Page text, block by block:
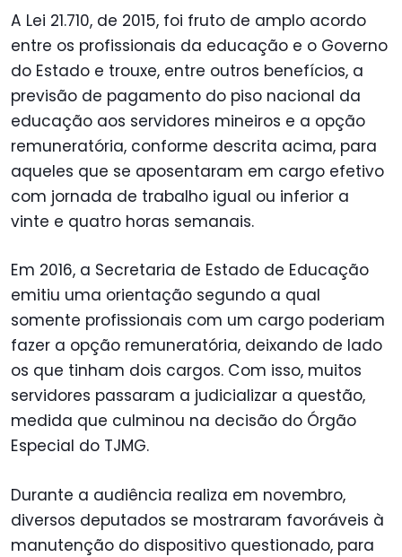
A Lei 21.710, de 2015, foi fruto de amplo acordo
entre os profissionais da educação e o Governo
do Estado e trouxe, entre outros benefícios, a
previsão de pagamento do piso nacional da
educação aos servidores mineiros e a opção
remuneratória, conforme descrita acima, para
aqueles que se aposentaram em cargo efetivo
com jornada de trabalho igual ou inferior a
vinte e quatro horas semanais.
Em 2016, a Secretaria de Estado de Educação
emitiu uma orientação segundo a qual
somente profissionais com um cargo poderiam
fazer a opção remuneratória, deixando de lado
os que tinham dois cargos. Com isso, muitos
servidores passaram a judicializar a questão,
medida que culminou na decisão do Órgão
Especial do TJMG.
Durante a audiência realiza em novembro,
diversos deputados se mostraram favoráveis à
manutenção do dispositivo questionado, para